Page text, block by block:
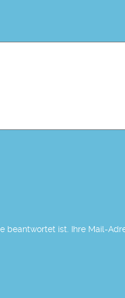
beantwortet ist. Ihre Mail-